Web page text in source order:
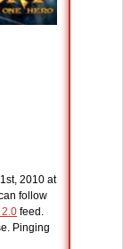
2010 at
follow
2.0 feed.
Pinging